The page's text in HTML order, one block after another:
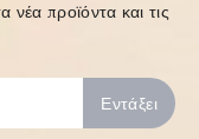
προϊόντα και τις